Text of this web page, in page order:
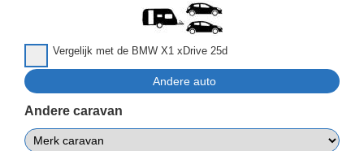
Vergelijk met de BMW X1 xDrive 25d
Andere caravan